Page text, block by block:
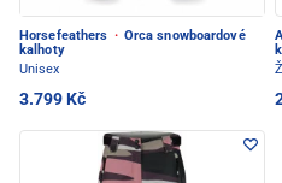
Horsefeathers · Orca snowboardové
kalhoty
Unisex
3.799 Kč